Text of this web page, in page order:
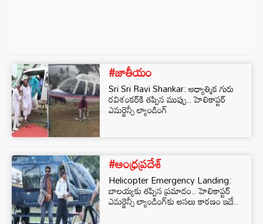
#జాతీయం
Sri Sri Ravi Shankar: ఆధ్యాత్మిక గురు
రవిశంకర్‌కి తప్పిన ముప్పు.. హెలికాప్టర్
ఎమర్జెన్సీ ల్యాండింగ్
#ఆంధ్రప్రదేశ్
Helicopter Emergency Landing:
బాలయ్యకు తప్పిన ప్రమాదం.. హెలికాప్టర్‌
ఎమర్జెన్సీ ల్యాండింగ్‌కు అసలు కారణం ఇదే..